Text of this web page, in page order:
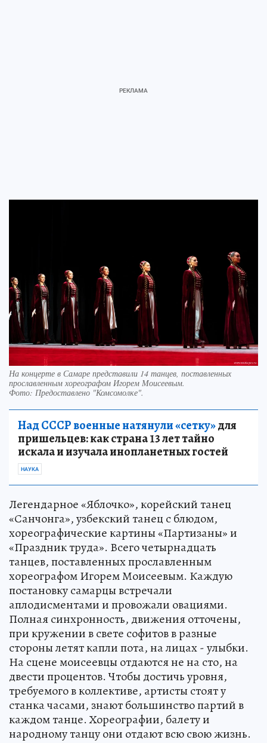
На концерте в Самаре представили 14 танцев, поставленных
прославленным хореографом Игорем Моисеевым.
Фото: Предоставлено "Комсомолке".
Над СССР военные натянули «сетку»для
пришельцев: как страна 13 лет тайно
искала и изучала инопланетных гостей
НАУКА
Легендарное «Яблочко», корейский танец
«Санчонга», узбекский танец с блюдом,
хореографические картины «Партизаны» и
«Праздник труда». Всего четырнадцать
танцев, поставленных прославленным
хореографом Игорем Моисеевым. Каждую
постановку самарцы встречали
аплодисментами и провожали овациями.
Полная синхронность, движения отточены,
при кружении в свете софитов в разные
стороны летят капли пота, на лицах - улыбки.
На сцене моисеевцы отдаются не на сто, на
двести процентов. Чтобы достичь уровня,
требуемого в коллективе, артисты стоят у
станка часами, знают большинство партий в
каждом танце. Хореографии, балету и
народному танцу они отдают всю свою жизнь.